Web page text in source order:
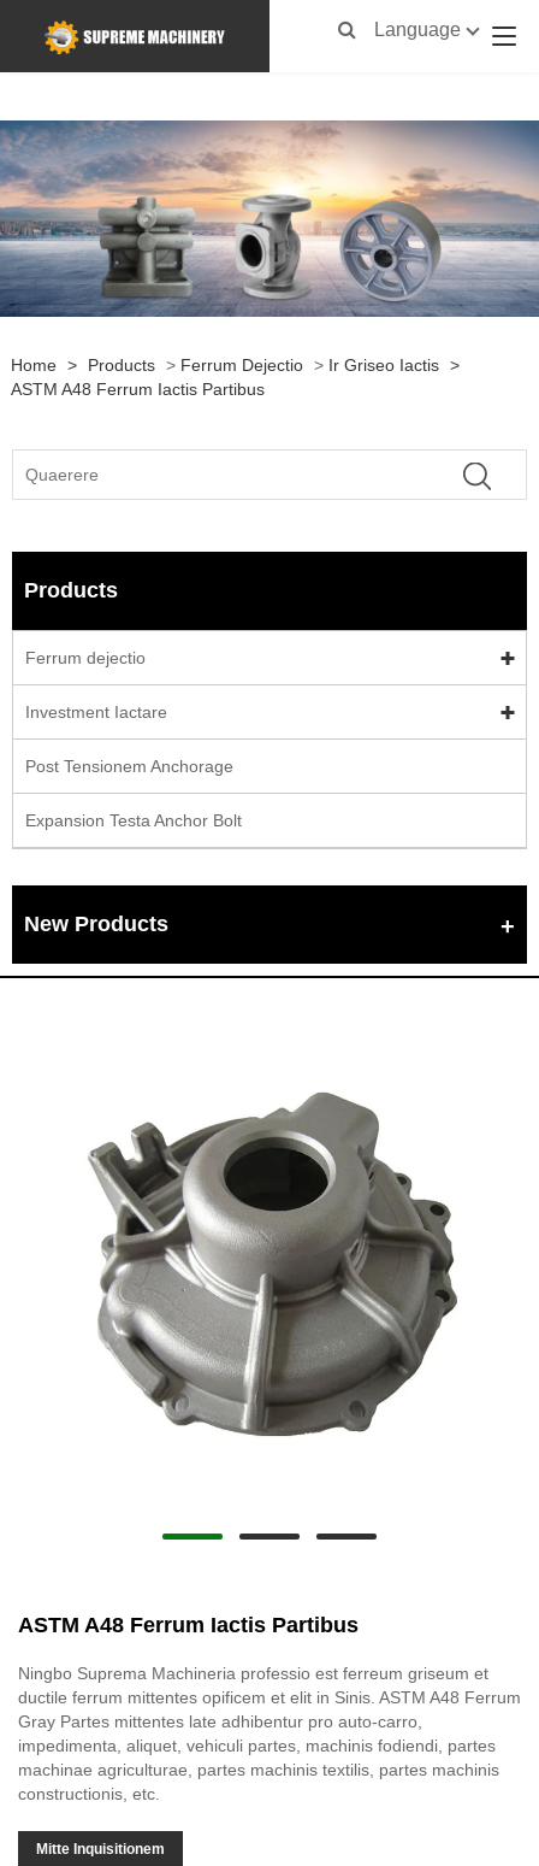
Language
Home > Products > Ferrum Dejectio > Ir Griseo Iactis >
ASTM A48 Ferrum Iactis Partibus
Products
Ferrum dejectio
Investment Iactare
Post Tensionem Anchorage
Expansion Testa Anchor Bolt
New Products
ASTM A48 Ferrum Iactis Partibus
Ningbo Suprema Machineria professio est ferreum griseum et
ductile ferrum mittentes opificem et elit in Sinis. ASTM A48 Ferrum
Gray Partes mittentes late adhibentur pro auto-carro,
impedimenta, aliquet, vehiculi partes, machinis fodiendi, partes
machinae agriculturae, partes machinis textilis, partes machinis
constructionis, etc.
Mitte Inquisitionem